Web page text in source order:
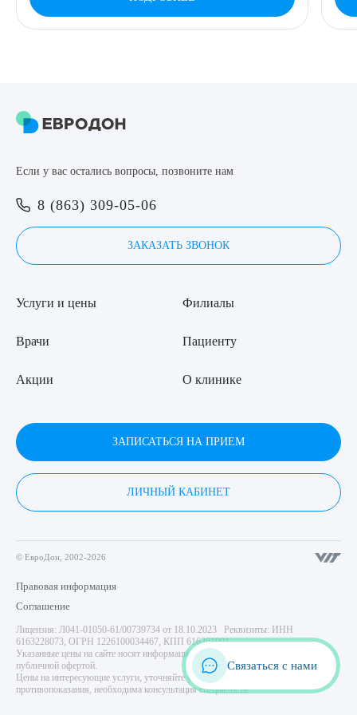
Если у вас остались вопросы, позвоните нам
8 (863) 309-05-06
ЗАКАЗАТЬ ЗВОНОК
Услуги и цены
Врачи
Акции
Филиалы
Пациенту
О клинике
ЗАПИСАТЬСЯ НА ПРИЕМ
ЛИЧНЫЙ КАБИНЕТ
© ЕвроДон, 2002-2026
Правовая информация
Соглашение
Лицензия: Л041-01050-61/00739734 от 18.10.2023 Реквизиты: ИНН
6163228073, ОГРН 1226100034467, КПП 616301001
Указанные цены на сайте носят информационный характер и не являются
публичной офертой.
Цены на интересующие услуги, уточняйте у администратора центра. Имеются
противопоказания, необходима консультация специалиста.
Связаться с нами